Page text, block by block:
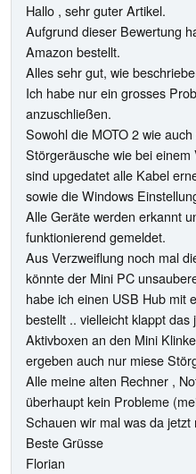
Hallo , sehr guter Artikel.
Aufgrund dieser Bewertung
Amazon bestellt.
Alles sehr gut, wie
Ich habe nur ein grosses
anzuschließen.
Sowohl die MOTO 2 wie
Störgeräusche wie bei
sind upgedatet alle Kabel
sowie die Windows
Alle Geräte werden erkannt
funktionierend gemeldet.
Aus Verzweiflung noch mal
könnte der Mini PC
habe ich einen USB Hub mit
bestellt .. vielleicht klappt das
Aktivboxen an den Mini
ergeben auch nur miese
Alle meine alten Rechner ,
überhaupt kein Probleme
Schauen wir mal was da jetzt
Beste Grüsse
Florian